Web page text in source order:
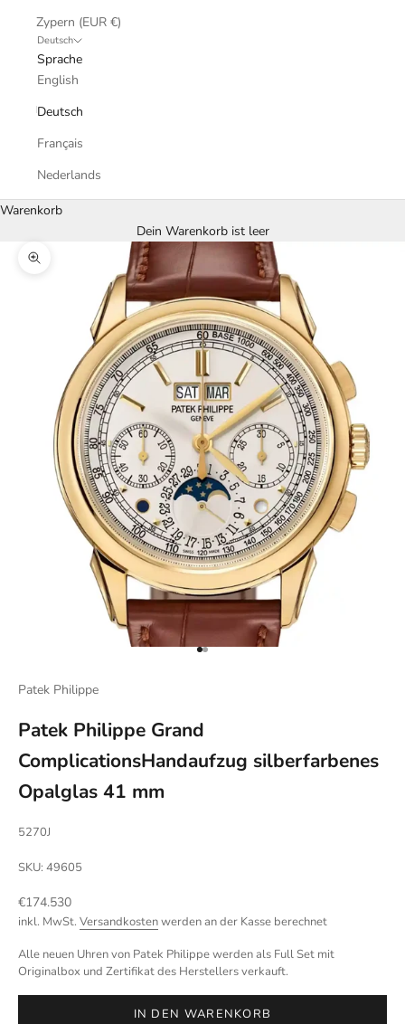
Zypern (EUR €)
Deutsch
Sprache
English
Deutsch
Français
Nederlands
Warenkorb
Dein Warenkorb ist leer
Bild vergrößern
Gehe zu Element 1
Gehe zu Element 2
Patek Philippe
Patek Philippe Grand
ComplicationsHandaufzug silberfarbenes
Opalglas 41 mm
5270J
SKU: 49605
Angebot
€174.530
inkl. MwSt. Versandkostenwerden an der Kasse berechnet
Alle neuen Uhren von Patek Philippe werden als Full Set mit
Originalbox und Zertifikat des Herstellers verkauft.
IN DEN WARENKORB